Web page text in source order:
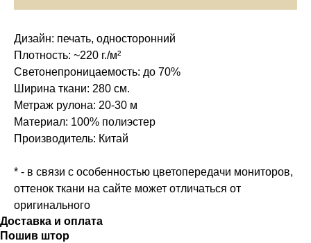
Дизайн: печать, односторонний
Плотность: ~220 г./м²
Светонепроницаемость: до 70%
Ширина ткани: 280 см.
Метраж рулона: 20-30 м
Материал: 100% полиэстер
Производитель: Китай
* - в связи с особенностью цветопередачи мониторов,
оттенок ткани на сайте может отличаться от
оригинального
Доставка и оплата
Пошив штор